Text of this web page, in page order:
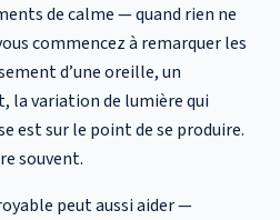
de calme — quand rien ne
commencez à remarquer les
d’une oreille, un
la variation de lumière qui
est sur le point de se produire.
souvent.
peut aussi aider —